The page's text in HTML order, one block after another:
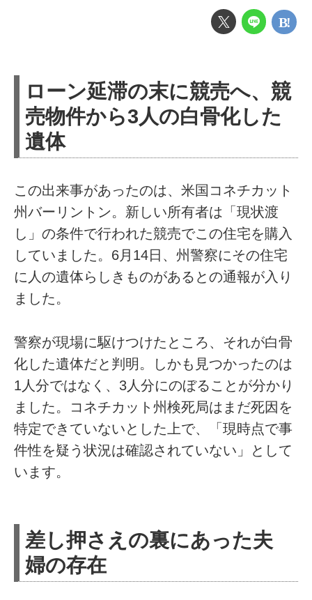
ローン延滞の末に競売へ、競
売物件から3人の白骨化した
遺体
この出来事があったのは、米国コネチカット
州バーリントン。新しい所有者は「現状渡
し」の条件で行われた競売でこの住宅を購入
していました。6月14日、州警察にその住宅
に人の遺体らしきものがあるとの通報が入り
ました。
警察が現場に駆けつけたところ、それが白骨
化した遺体だと判明。しかも見つかったのは
1人分ではなく、3人分にのぼることが分かり
ました。コネチカット州検死局はまだ死因を
特定できていないとした上で、「現時点で事
件性を疑う状況は確認されていない」として
います。
差し押さえの裏にあった夫
婦の存在